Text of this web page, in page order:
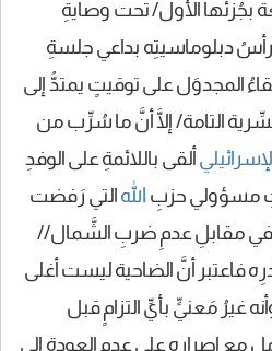
بجُزئها الأول/ تحت وصايةِ
رأسُ دبلوماسيتِه بداعي جلسةِ
المجدوَل على توقيتٍ يمتدُّ إلى
التامة/ إلَّا أنَّ ما سُرِّب من
ألقى باللائمةِ على الوفدِ
مسؤولي حزبِ الله التي رَفضت
في مقابلِ عدمِ ضربِ الشَّمال//
فاعتبر أنَّ الضاحية ليست أغلى
غيرُ مَعنيٍّ بأيِّ التزامٍ قبل
مع إصرارِه على عدمِ العودة إلى